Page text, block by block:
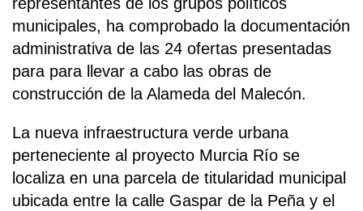
municipales, ha comprobado la documentación
administrativa de las 24 ofertas presentadas
para para llevar a cabo las obras de
construcción de la Alameda del Malecón.
La nueva infraestructura verde urbana
perteneciente al proyecto Murcia Río se
localiza en una parcela de titularidad municipal
ubicada entre la calle Gaspar de la Peña y el